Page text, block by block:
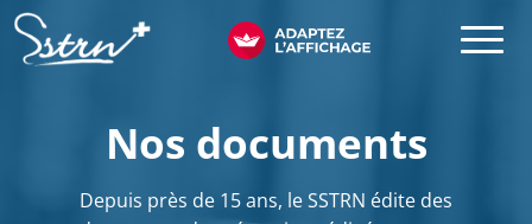
Aller au contenu principal
SSTRN
Nos documents
Depuis près de 15 ans, le SSTRN édite des